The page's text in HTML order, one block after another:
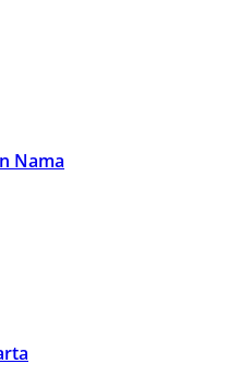
Nama